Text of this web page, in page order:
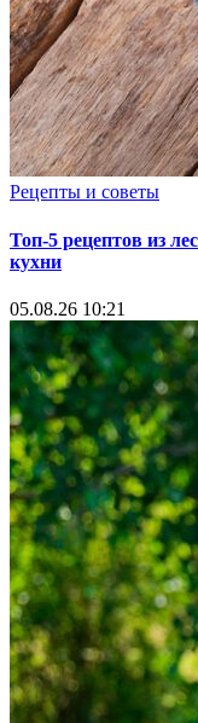
Рецепты и советы
Топ-5 рецептов из
кухни
05.08.26 10:21